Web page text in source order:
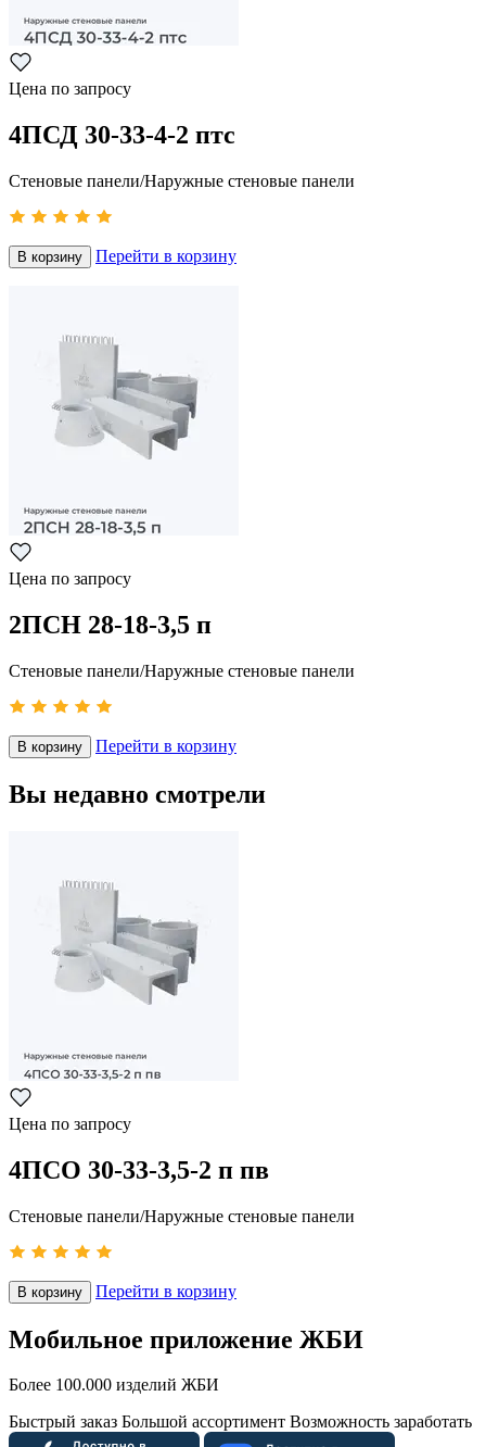
Цена по запросу
4ПСД 30-33-4-2 птс
Стеновые панели/Наружные стеновые панели
В корзину Перейти в корзину
Цена по запросу
2ПСН 28-18-3,5 п
Стеновые панели/Наружные стеновые панели
В корзину Перейти в корзину
Вы недавно смотрели
Цена по запросу
4ПСО 30-33-3,5-2 п пв
Стеновые панели/Наружные стеновые панели
В корзину Перейти в корзину
Мобильное приложение ЖБИ
Более 100.000 изделий ЖБИ
Быстрый заказ Большой ассортимент Возможность заработать